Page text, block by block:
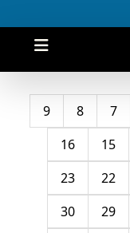
7
8
9
15
16
22
23
29
30